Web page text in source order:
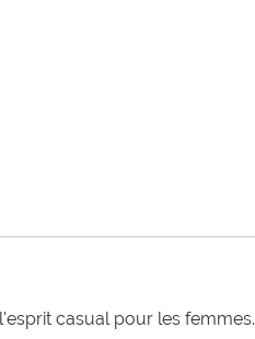
casual pour les femmes.